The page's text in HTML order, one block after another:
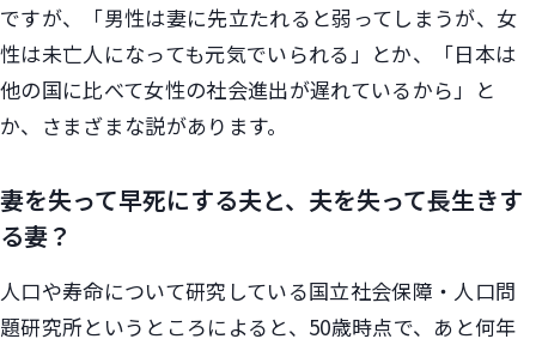
ですが、「男性は妻に先立たれると弱ってしまうが、女
性は未亡人になっても元気でいられる」とか、「日本は
他の国に比べて女性の社会進出が遅れているから」と
か、さまざまな説があります。
妻を失って早死にする夫と、夫を失って長生きす
る妻？
人口や寿命について研究している国立社会保障・人口問
題研究所というところによると、50歳時点で、あと何年